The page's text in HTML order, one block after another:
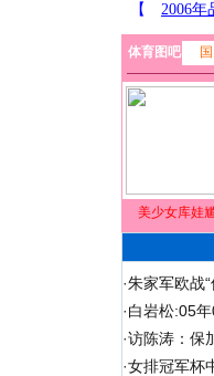
体育图吧
美少女库娃
·朱家军欧战
·白岩松:05
·访陈涛：保
·女排冠军杯